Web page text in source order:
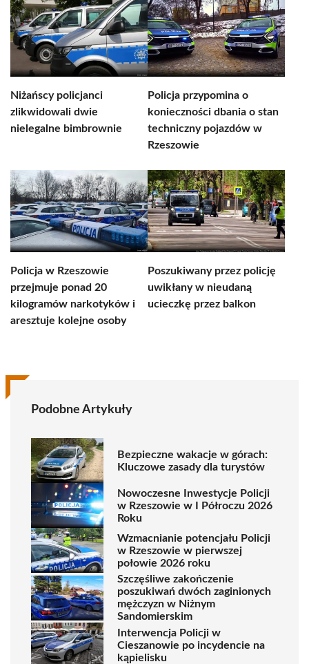
Niżańscy policjanci
zlikwidowali dwie
nielegalne bimbrownie
Policja przypomina o
konieczności dbania o stan
techniczny pojazdów w
Rzeszowie
Policja w Rzeszowie
przejmuje ponad 20
kilogramów narkotyków i
aresztuje kolejne osoby
Poszukiwany przez policję
uwikłany w nieudaną
ucieczkę przez balkon
Podobne Artykuły
Bezpieczne wakacje w górach:
Kluczowe zasady dla turystów
Nowoczesne Inwestycje Policji
w Rzeszowie w I Półroczu 2026
Roku
Wzmacnianie potencjału Policji
w Rzeszowie w pierwszej
połowie 2026 roku
Szczęśliwe zakończenie
poszukiwań dwóch zaginionych
mężczyzn w Niżnym
Sandomierskim
Interwencja Policji w
Cieszanowie po incydencie na
kąpielisku